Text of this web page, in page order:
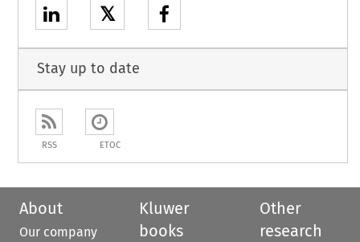
𝕏
Stay up to date
RSS ETOC
About
Our company
Kluwer
books
Other
research